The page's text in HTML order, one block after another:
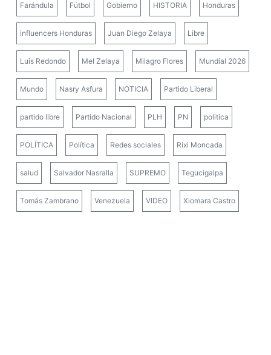
Farándula Fútbol Gobierno HISTORIA Honduras
influencers Honduras Juan Diego Zelaya Libre
Luis Redondo Mel Zelaya Milagro Flores Mundial 2026
Mundo Nasry Asfura NOTICIA Partido Liberal
partido libre Partido Nacional PLH PN politica
POLÍTICA Política Redes sociales Rixi Moncada
salud Salvador Nasralla SUPREMO Tegucigalpa
Tomás Zambrano Venezuela VIDEO Xiomara Castro